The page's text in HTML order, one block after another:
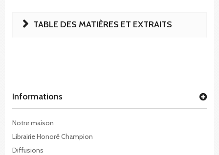
TABLE DES MATIÈRES ET EXTRAITS
Informations
Notre maison
Librairie Honoré Champion
Diffusions